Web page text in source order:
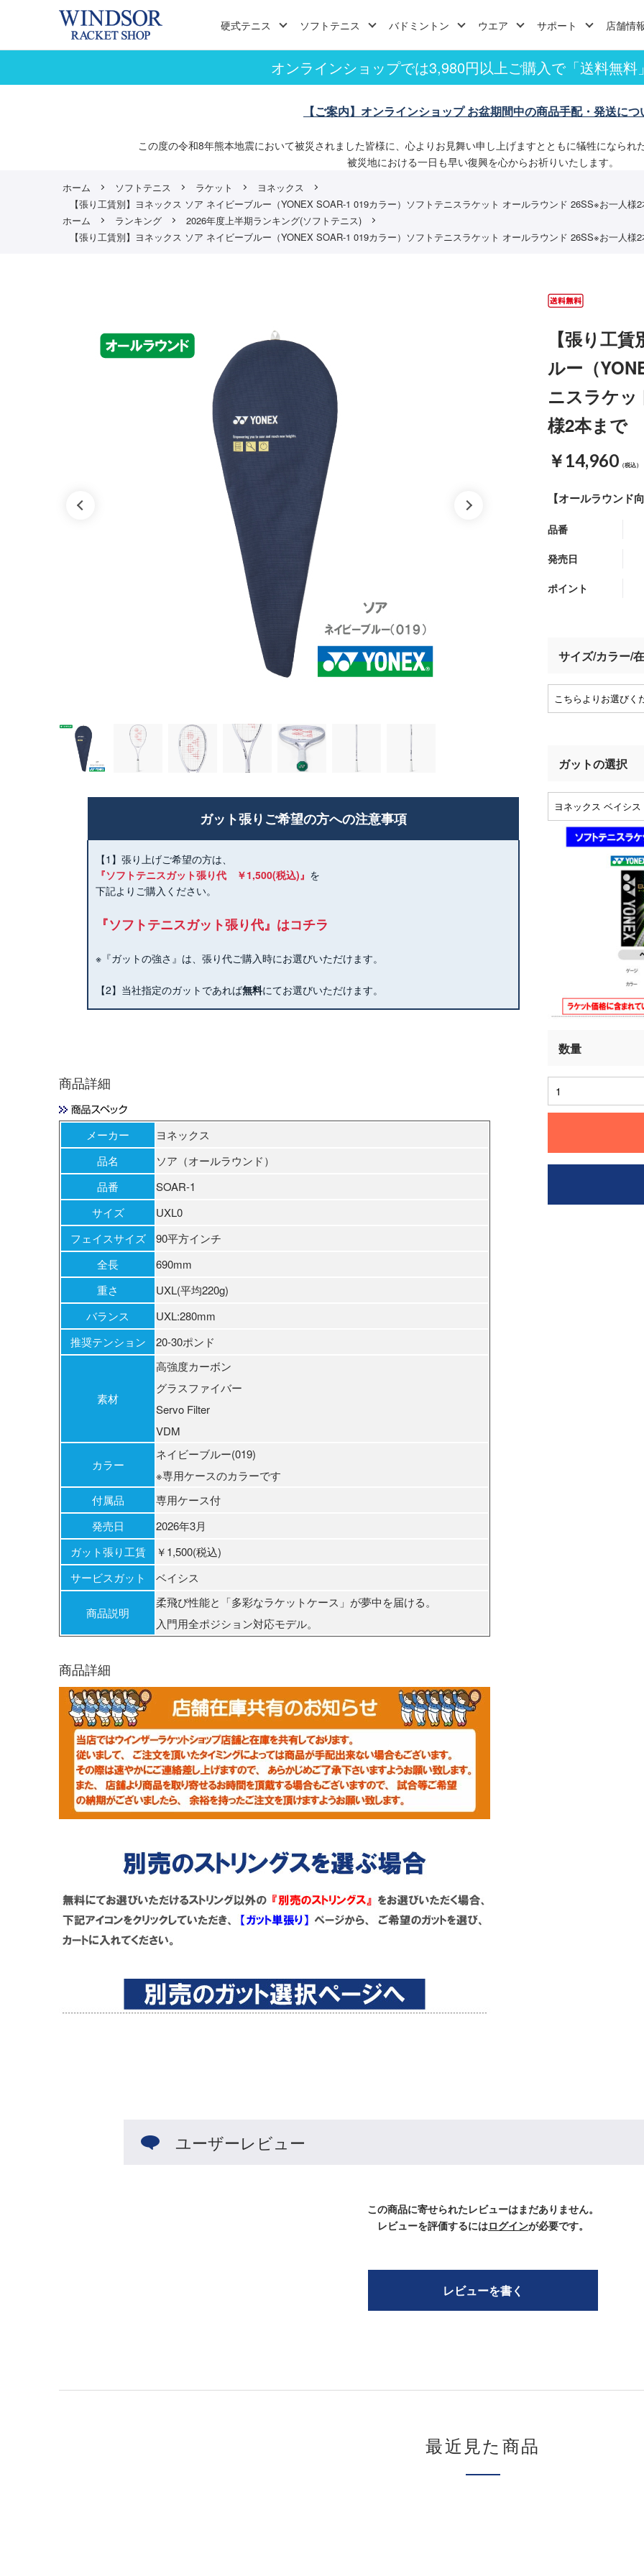
硬式テニス ソフトテニス バドミントン ウエア サポート 店舗情
オンラインショップでは3,980円以上ご購入で「送料無料
【ご案内】オンラインショップ お盆期間中の商品手配・発送につ
この度の令和8年熊本地震において被災されました皆様に、心よりお見舞い申し上げますとともに犠牲になられ
被災地における一日も早い復興を心からお祈りいたします。
ホーム ソフトテニス ラケット
ヨネックス
【張り工賃別】ヨネックス ソア ネイビーブルー（YONEX SOAR-1 019カラー）ソフトテニスラケット オールラウンド 26SS※お一人様
ホーム
ランキング
2026年度上半期ランキング(ソフトテニス)
【張り工賃別】ヨネックス ソア ネイビーブルー（YONEX SOAR-1 019カラー）ソフトテニスラケット オールラウンド 26SS※お一人様
ー(019)
ガット張りご希望の方への注意事項
【1】張り上げご希望の方は、
『ソフトテニスガット張り代 ￥1,500(税込)』 を
下記よりご購入ください。
『ソフトテニスガット張り代』はコチラ
※『ガットの強さ』は、張り代ご購入時にお選びいただけます。
【2】当社指定のガットであれば無料にてお選びいただけます。
商品詳細
メーカー
ヨネックス
品名
ソア（オールラウンド）
品番
SOAR-1
サイズ
UXL0
フェイスサイズ
90平方インチ
全長
690mm
重さ
UXL(平均220g)
バランス
UXL:280mm
推奨テンション
20‐30ポンド
素材
高強度カーボン
グラスファイバー
Servo Filter
VDM
カラー
ネイビーブルー(019)
※専用ケースのカラーです
付属品
専用ケース付
発売日
2026年3月
ガット張り工賃
￥1,500(税込)
サービスガット
ベイシス
商品説明
柔飛び性能と「多彩なラケットケース」が夢中を届ける。
入門用全ポジション対応モデル。
商品詳細
【オールラウンド
【張り工
ルー（
ニスラケッ
様2本まで
￥14,960 （税込）
品番
発売日
ポイント
ガットの選択
サイズ/カラー/
ユーザーレビュー
この商品に寄せられたレビューはまだありません。
レビューを評価するにはログインが必要です。
レビューを書く
最近見た商品